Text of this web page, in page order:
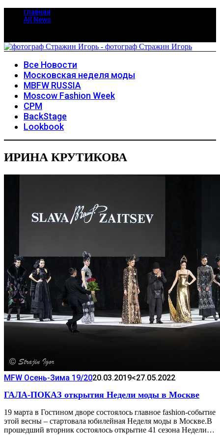
главная
All News
Все Новости
Московская неделя моды
MBFW RUSSIA
Moscow Fashion Week
CPM
BackStage
Lookbook
ИРИНА КРУТИКОВА
MFW Осень-Зима 19/2020.03.2019<27.05.2022
ГАЛА-ПОКАЗ открытия Недели моды в Москве
19 марта в Гостином дворе состоялось главное fashion-событие
этой весны – стартовала юбилейная Неделя моды в Москве.В
прошедший вторник состоялось открытие 41 сезона Недели…